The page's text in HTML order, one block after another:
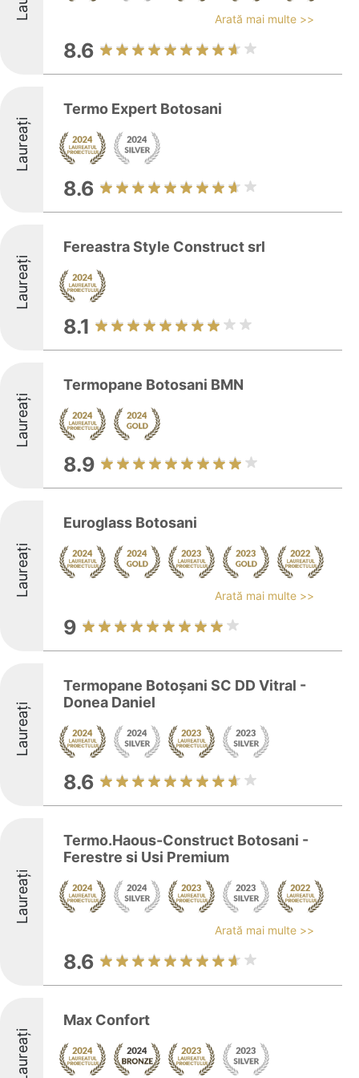
Arată mai multe >>
8.6
Laureați
Termo Expert Botosani
8.6
Laureați
Fereastra Style Construct srl
8.1
Laureați
Termopane Botosani BMN
8.9
Laureați
Euroglass Botosani
Arată mai multe >>
9
Laureați
Termopane Botoşani SC DD Vitral -
Donea Daniel
8.6
Laureați
Termo.Haous-Construct Botosani -
Ferestre si Usi Premium
Arată mai multe >>
8.6
Laureați
Max Confort